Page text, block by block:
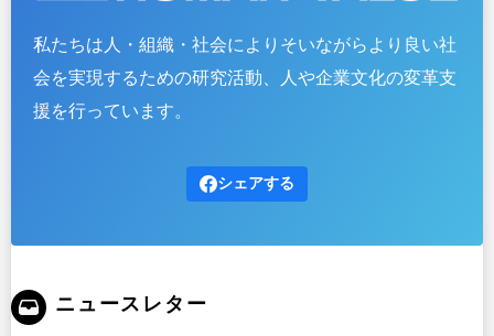
私たちは人・組織・社会によりそいながらより良い社
会を実現するための研究活動、人や企業文化の変革支
援を行っています。
シェアする
ニュースレター